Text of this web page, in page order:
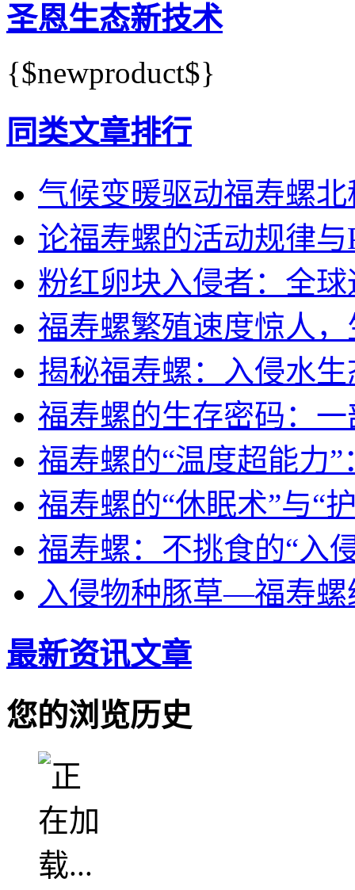
圣恩生态新技术
{$newproduct$}
同类文章排行
气候变暖驱动福寿螺北
论福寿螺的活动规律
粉红卵块入侵者：全
福寿螺繁殖速度惊人
揭秘福寿螺：入侵水
福寿螺的生存密码：
福寿螺的“温度超能力
福寿螺的“休眠术”与“
福寿螺：不挑食的“入
入侵物种豚草—福寿螺
最新资讯文章
您的浏览历史